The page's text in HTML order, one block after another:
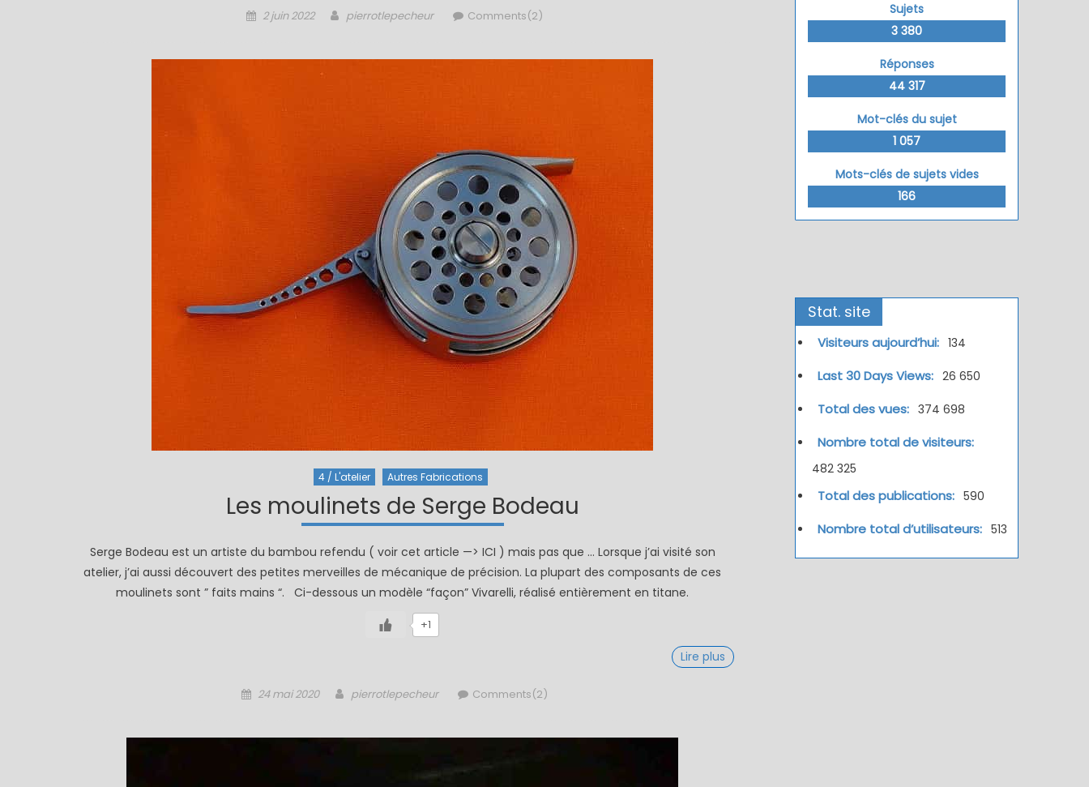
Posted
2 juin 2022 Author
pierrotlepecheur Comments(2)
4 / L'atelier Autres Fabrications
Les moulinets de Serge Bodeau
Serge Bodeau est un artiste du bambou refendu ( voir cet article —> ICI ) mais pas que … Lorsque j’ai visité son
atelier, j’ai aussi découvert des petites merveilles de mécanique de précision. La plupart des composants de ces
moulinets sont ” faits mains “. Ci-dessous un modèle “façon” Vivarelli, réalisé entièrement en titane.
+1
Lire plus
Posted
24 mai 2020 Author
pierrotlepecheur Comments(2)
Sujets
3 380
Réponses
44 317
Mot-clés du sujet
1 057
Mots-clés de sujets vides
166
Stat. site
Visiteurs aujourd’hui: 134
Last 30 Days Views: 26 650
Total des vues: 374 698
Nombre total de visiteurs:
482 325
Total des publications: 590
Nombre total d’utilisateurs: 513